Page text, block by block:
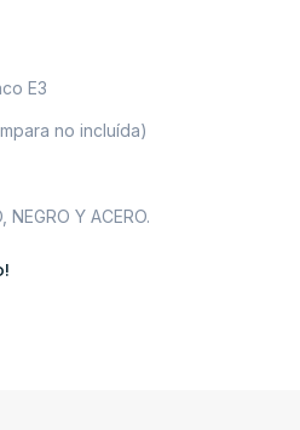
E3
no incluída)
Y ACERO.